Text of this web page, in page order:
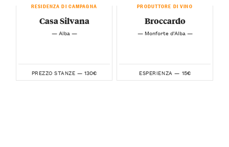
RESIDENZA DI CAMPAGNA
Casa Silvana
— Alba —
PREZZO STANZE — 130€
PRODUTTORE DI VINO
Broccardo
— Monforte d’Alba —
ESPERIENZA — 15€